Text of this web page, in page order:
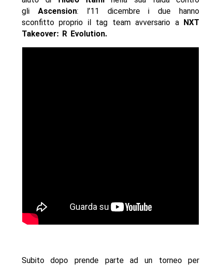
gli Ascension: l’11 dicembre i due hanno
sconfitto proprio il tag team avversario a
NXT
Takeover: R Evolution.
Subito dopo prende parte ad un torneo per